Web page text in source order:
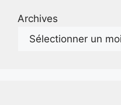
Archives